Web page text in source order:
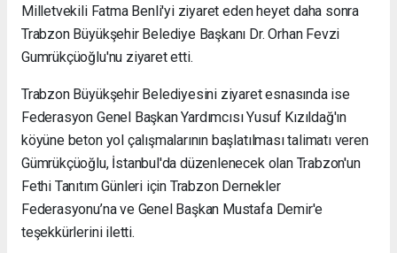
Milletvekili Fatma Benli'yi ziyaret eden heyet daha sonra
Trabzon Büyükşehir Belediye Başkanı Dr. Orhan Fevzi
Gumrükçüoğlu'nu ziyaret etti.
Trabzon Büyükşehir Belediyesini ziyaret esnasında ise
Federasyon Genel Başkan Yardımcısı Yusuf Kızıldağ'ın
köyüne beton yol çalışmalarının başlatılması talimatı veren
Gümrükçüoğlu, İstanbul'da düzenlenecek olan Trabzon'un
Fethi Tanıtım Günleri için Trabzon Dernekler
Federasyonu’na ve Genel Başkan Mustafa Demir'e
teşekkürlerini iletti.